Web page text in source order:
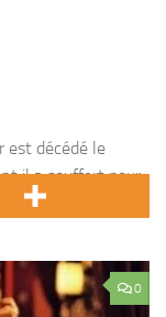
est décédé le
il a souffert pour
avait dédié sa...
0